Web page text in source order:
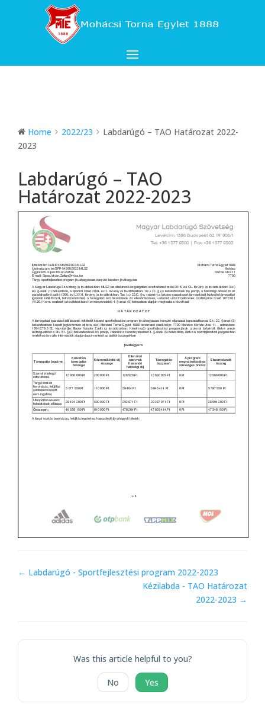
Home 2022/23
Labdarúgó – TAO Határozat 2022-
2023
Labdarúgó – TAO
Határozat 2022-2023
Doc
← Labdarúgó - Sportfejlesztési program 2022-2023
Kézilabda - TAO Határozat
2022-2023 →
Was this article helpful to you?
No Yes